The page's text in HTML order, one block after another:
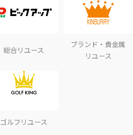
総合リユース
ブランド・貴金属
リユース
ゴルフリユース